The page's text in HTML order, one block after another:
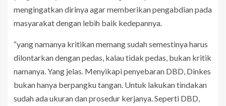
mengingatkan dirinya agar memberikan pengabdian pada
masyarakat dengan lebih baik kedepannya.
“yang namanya kritikan memang sudah semestinya harus
dilontarkan dengan pedas, kalau tidak pedas, bukan kritik
namanya. Yang jelas. Menyikapi penyebaran DBD, Dinkes
bukan hanya berpangku tangan. Untuk lakukan tindakan
sudah ada ukuran dan prosedur kerjanya. Seperti DBD,